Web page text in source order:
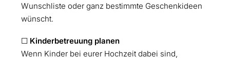
Wunschliste oder ganz bestimmte Geschenkideen
wünscht.
☐ Kinderbetreuung planen
Wenn Kinder bei eurer Hochzeit dabei sind,